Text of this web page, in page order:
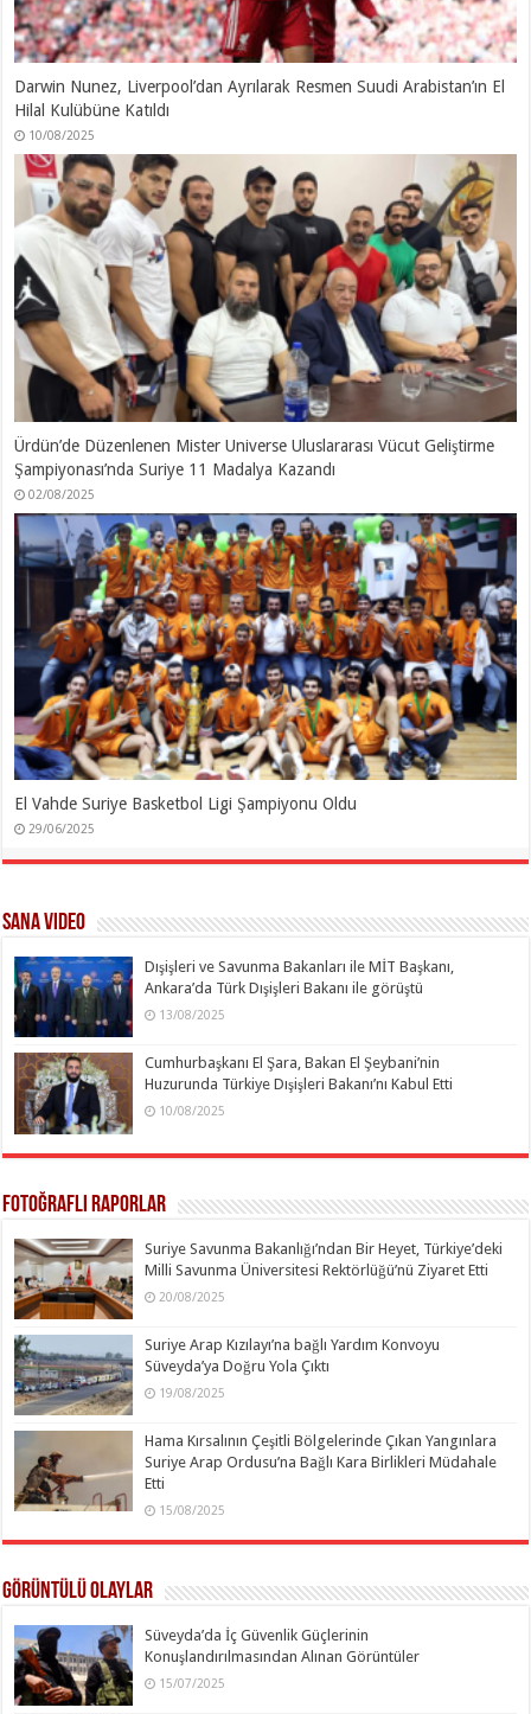
Darwin Nunez, Liverpool’dan Ayrılarak Resmen Suudi Arabistan’ın El
Hilal Kulübüne Katıldı
10/08/2025
Ürdün’de Düzenlenen Mister Universe Uluslararası Vücut Geliştirme
Şampiyonası’nda Suriye 11 Madalya Kazandı
02/08/2025
El Vahde Suriye Basketbol Ligi Şampiyonu Oldu
29/06/2025
SANA Video
Dışişleri ve Savunma Bakanları ile MİT Başkanı,
Ankara’da Türk Dışişleri Bakanı ile görüştü
13/08/2025
Cumhurbaşkanı El Şara, Bakan El Şeybani’nin
Huzurunda Türkiye Dışişleri Bakanı’nı Kabul Etti
10/08/2025
Fotoğraflı Raporlar
Suriye Savunma Bakanlığı’ndan Bir Heyet, Türkiye’deki
Milli Savunma Üniversitesi Rektörlüğü’nü Ziyaret Etti
20/08/2025
Suriye Arap Kızılayı’na bağlı Yardım Konvoyu
Süveyda’ya Doğru Yola Çıktı
19/08/2025
Hama Kırsalının Çeşitli Bölgelerinde Çıkan Yangınlara
Suriye Arap Ordusu’na Bağlı Kara Birlikleri Müdahale
Etti
15/08/2025
Görüntülü Olaylar
Süveyda’da İç Güvenlik Güçlerinin
Konuşlandırılmasından Alınan Görüntüler
15/07/2025